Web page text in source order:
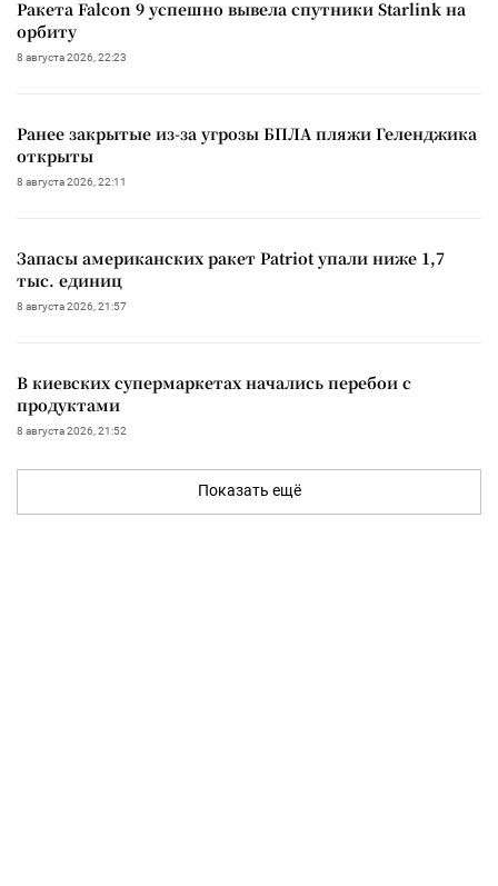
Ракета Falcon 9 успешно вывела спутники Starlink на
орбиту
8 августа 2026, 22:23
Ранее закрытые из-за угрозы БПЛА пляжи Геленджика
открыты
8 августа 2026, 22:11
Запасы американских ракет Patriot упали ниже 1,7
тыс. единиц
8 августа 2026, 21:57
В киевских супермаркетах начались перебои с
продуктами
8 августа 2026, 21:52
Показать ещё